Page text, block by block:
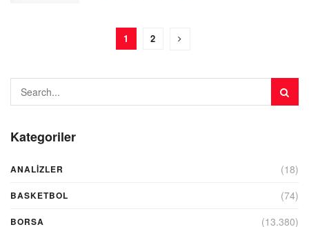
1 2
Kategoriler
ANALIZLER (18)
BASKETBOL (74)
BORSA (13.380)